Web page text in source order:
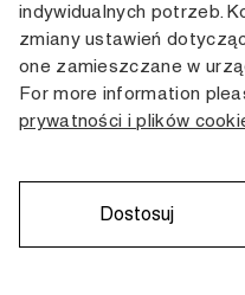
+48 505 166 958
zamowienia@muji.com.pl
Infolinia czynna
od poniedziałku do piątku
indywidualnych potrzeb.
zmiany ustawień
one zamieszczane w
For more information
prywatności i plików
Dostosuj